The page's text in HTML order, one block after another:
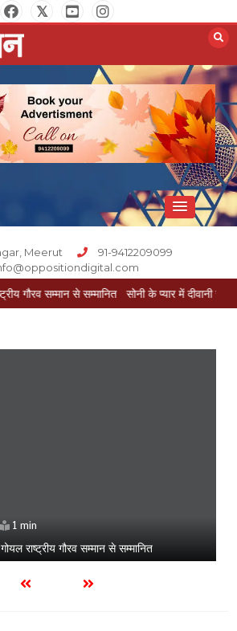
Digital
Meerut
91-9412209099
से सम्मानित सोनी के प्यार में दीवानी सीता पहुंची मेरठ
1 min
राष्ट्रीय गौरव सम्मान से सम्मानित